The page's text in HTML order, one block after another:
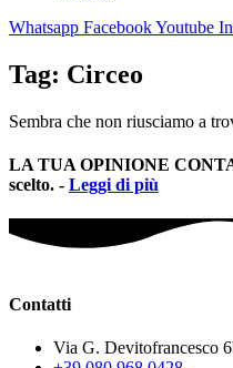
Whatsapp FacebookYoutube
Tag: Circeo
Sembra che non riusciamo a
LA TUA OPINIONE
scelto. - Leggi di più
Contatti
Via G. Devitofrancesco